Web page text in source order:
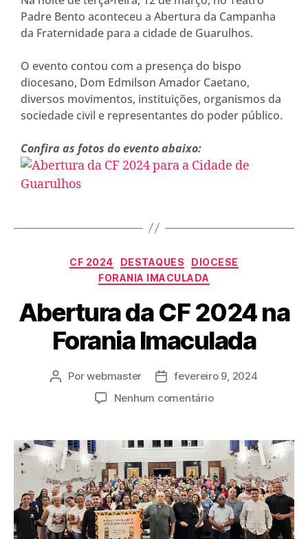
Padre Bento aconteceu a Abertura da Campanha
da Fraternidade para a cidade de Guarulhos.
O evento contou com a presença do bispo
diocesano, Dom Edmilson Amador Caetano,
diversos movimentos, instituições, organismos da
sociedade civil e representantes do poder público.
Confira as fotos do evento abaixo:
CF 2024 DESTAQUES
DIOCESE
FORANIA IMACULADA
Abertura da CF 2024 na
Forania Imaculada
Porwebmaster
fevereiro 9, 2024
Nenhum comentário